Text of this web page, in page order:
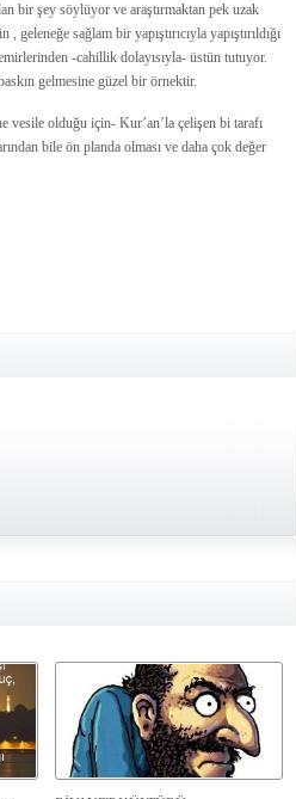
bir şey söylüyor ve araştırmaktan pek uzak
geleneğe sağlam bir yapıştırıcıyla yapıştırıldığı
-cahillik dolayısıyla- üstün tutuyor.
gelmesine güzel bir örnektir.
vesile olduğu için- Kur’an’la çelişen bi tarafı
bile ön planda olması ve daha çok değer